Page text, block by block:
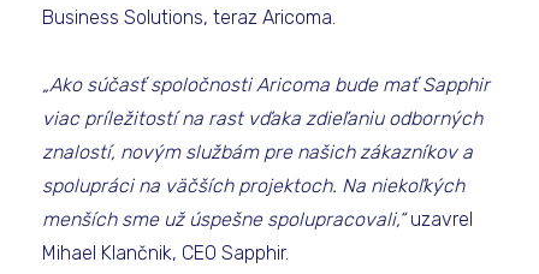
Business Solutions, teraz Aricoma.
„Ako súčasť spoločnosti Aricoma bude mať Sapphir
viac príležitostí na rast vďaka zdieľaniu odborných
znalostí, novým službám pre našich zákazníkov a
spolupráci na väčších projektoch. Na niekoľkých
menších sme už úspešne spolupracovali,“uzavrel
Mihael Klančnik, CEO Sapphir.